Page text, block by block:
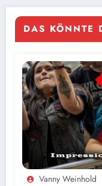
DAS KÖNNTE
Vanny Weinhold